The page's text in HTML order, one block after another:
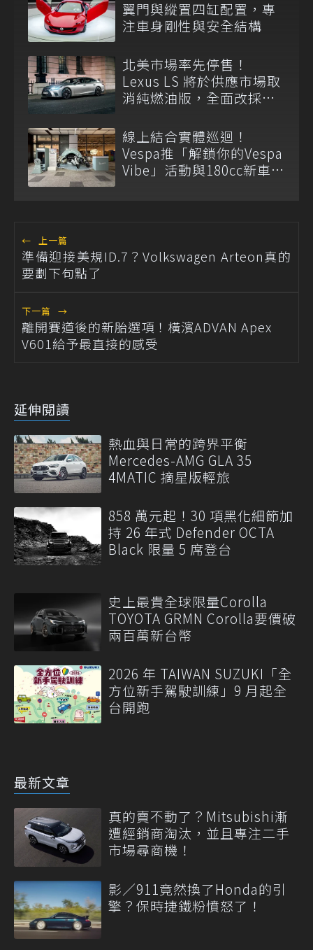
翼門與縱置四缸配置，專
注車身剛性與安全結構
北美市場率先停售！
Lexus LS 將於供應市場取
消純燃油版，全面改採單
線上結合實體巡迴！
Vespa推「解鎖你的Vespa
Vibe」活動與180cc新車全
← 上一篇
準備迎接美規ID.7？Volkswagen Arteon真的
要劃下句點了
下一篇 →
離開賽道後的新胎選項！橫濱ADVAN Apex
V601給予最直接的感受
延伸閱讀
熱血與日常的跨界平衡
Mercedes-AMG GLA 35
4MATIC 摘星版輕旅
858 萬元起！30 項黑化細節加
持 26 年式 Defender OCTA
Black 限量 5 席登台
史上最貴全球限量Corolla
TOYOTA GRMN Corolla要價破
兩百萬新台幣
2026 年 TAIWAN SUZUKI「全
方位新手駕駛訓練」9 月起全
台開跑
最新文章
真的賣不動了？Mitsubishi漸
遭經銷商淘汰，並且專注二手
市場尋商機！
影／911竟然換了Honda的引
擎？保時捷鐵粉憤怒了！